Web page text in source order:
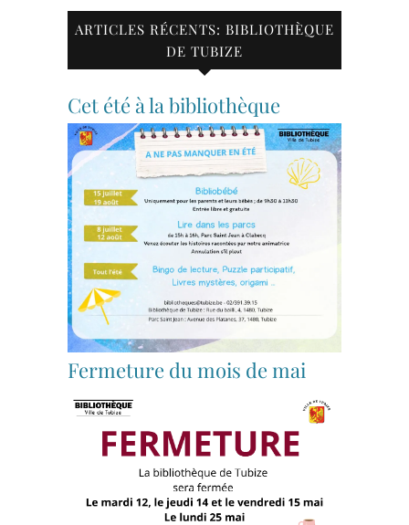
ARTICLES RÉCENTS: BIBLIOTHÈQUE
DE TUBIZE
Cet été à la bibliothèque
Fermeture du mois de mai